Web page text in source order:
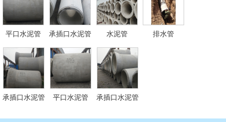
平口水泥管 承插口水泥管 水泥管 排水管
承插口水泥管 平口水泥管 承插口水泥管